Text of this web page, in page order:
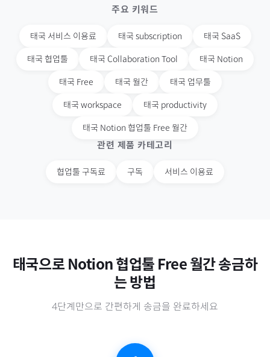
주요 키워드
태국 서비스 이용료 태국 subscription 태국 SaaS
태국 협업툴 태국 Collaboration Tool 태국 Notion
태국 Free 태국 월간 태국 업무툴
태국 workspace 태국 productivity
태국 Notion 협업툴 Free 월간
관련 제품 카테고리
협업툴 구독료 구독 서비스 이용료
태국으로 Notion 협업툴 Free 월간송금하
는 방법
4단계만으로 간편하게 송금을 완료하세요